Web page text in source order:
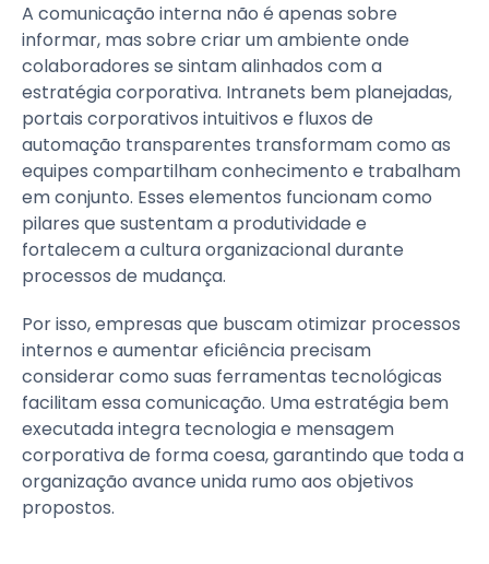
A comunicação interna não é apenas sobre
informar, mas sobre criar um ambiente onde
colaboradores se sintam alinhados com a
estratégia corporativa. Intranets bem planejadas,
portais corporativos intuitivos e fluxos de
automação transparentes transformam como as
equipes compartilham conhecimento e trabalham
em conjunto. Esses elementos funcionam como
pilares que sustentam a produtividade e
fortalecem a cultura organizacional durante
processos de mudança.
Por isso, empresas que buscam otimizar processos
internos e aumentar eficiência precisam
considerar como suas ferramentas tecnológicas
facilitam essa comunicação. Uma estratégia bem
executada integra tecnologia e mensagem
corporativa de forma coesa, garantindo que toda a
organização avance unida rumo aos objetivos
propostos.